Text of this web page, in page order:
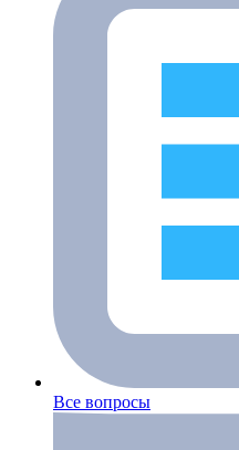
Все вопросы